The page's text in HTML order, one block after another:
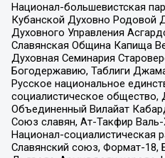
Национал-большевистская
Кубанской Духовно Родовой
Духовного Управления
Славянская Община Капища
Духовная Семинария
Богодержавию, Таблиги
Русское национальное
социалистическое общество,
Объединенный Вилайат
Союз славян, Ат-Такфир
Национал-социалистическая
Славянский союз, Формат-18,